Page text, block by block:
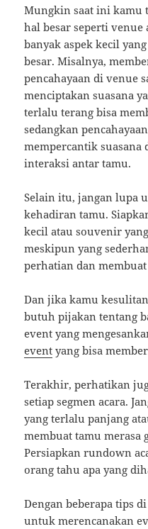
Mungkin saat ini kamu
hal besar seperti venue
banyak aspek kecil
besar. Misalnya,
pencahayaan di venue
menciptakan suasana
terlalu terang bisa
sedangkan
mempercantik suasana
interaksi antar tamu.
Selain itu, jangan lupa
kehadiran tamu.
kecil atau souvenir
meskipun yang
perhatian dan
Dan jika kamu
butuh pijakan tentang
event yang
event yang bisa
Terakhir, perhatikan
setiap segmen acara.
yang terlalu panjang
membuat tamu merasa
Persiapkan rundown
orang tahu apa yang
Dengan beberapa tips
untuk merencanakan